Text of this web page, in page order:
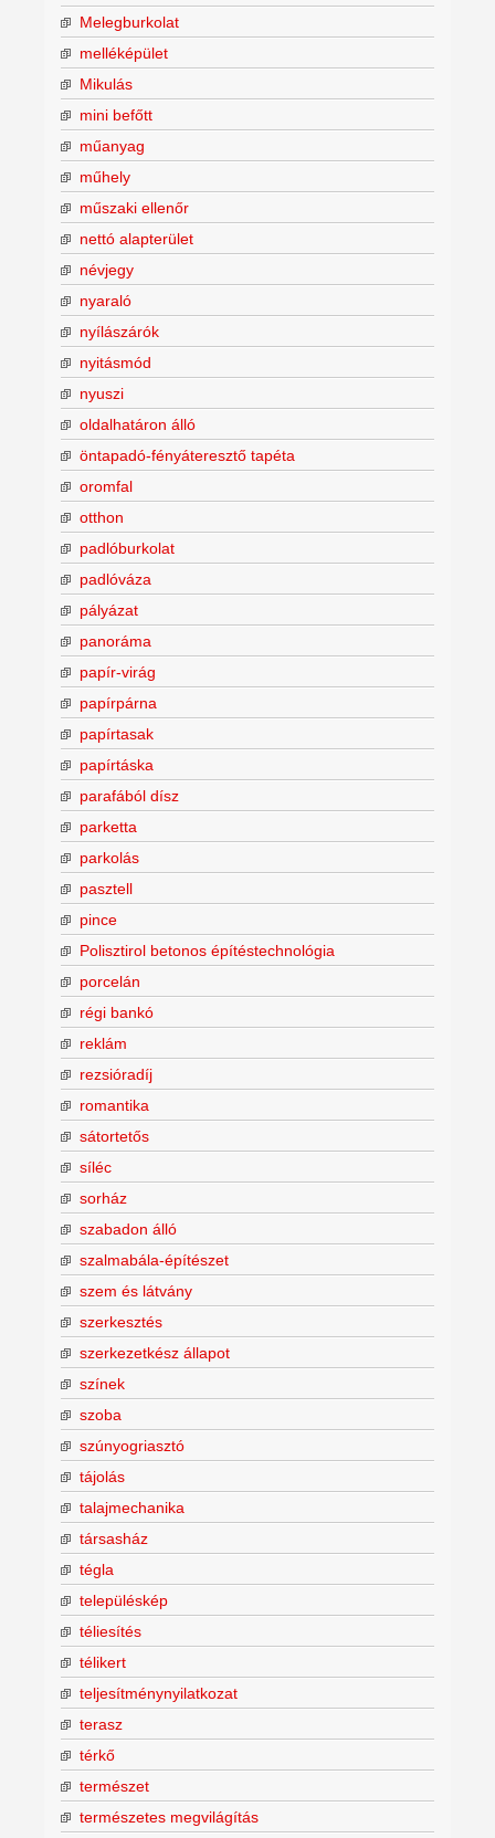
Melegburkolat
melléképület
Mikulás
mini befőtt
műanyag
műhely
műszaki ellenőr
nettó alapterület
névjegy
nyaraló
nyílászárók
nyitásmód
nyuszi
oldalhatáron álló
öntapadó-fényáteresztő tapéta
oromfal
otthon
padlóburkolat
padlóváza
pályázat
panoráma
papír-virág
papírpárna
papírtasak
papírtáska
parafából dísz
parketta
parkolás
pasztell
pince
Polisztirol betonos építéstechnológia
porcelán
régi bankó
reklám
rezsióradíj
romantika
sátortetős
síléc
sorház
szabadon álló
szalmabála-építészet
szem és látvány
szerkesztés
szerkezetkész állapot
színek
szoba
szúnyogriasztó
tájolás
talajmechanika
társasház
tégla
településkép
téliesítés
télikert
teljesítménynyilatkozat
terasz
térkő
természet
természetes megvilágítás